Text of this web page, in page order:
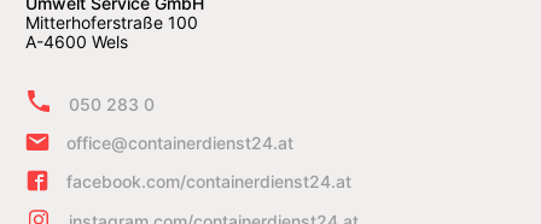
Mitterhoferstraße 100
A-4600 Wels
050 283 0
office@containerdienst24.at
facebook.com/containerdienst24.at